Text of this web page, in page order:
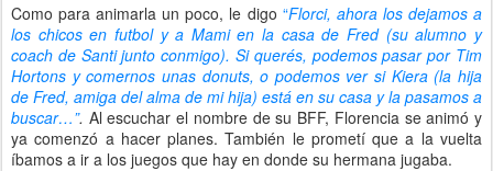
Como para animarla un poco, le digo “Florci, ahora los dejamos a
los chicos en futbol y a Mami en la casa de Fred (su alumno y
coach de Santi junto conmigo). Si querés, podemos pasar por Tim
Hortons y comernos unas donuts, o podemos ver si Kiera (la hija
de Fred, amiga del alma de mi hija) está en su casa y la pasamos a
buscar…”. Al escuchar el nombre de su BFF, Florencia se animó y
ya comenzó a hacer planes. También le prometí que a la vuelta
íbamos a ir a los juegos que hay en donde su hermana jugaba.